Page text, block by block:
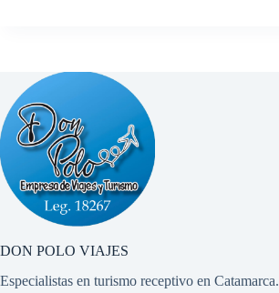
DON POLO VIAJES
Especialistas en turismo receptivo en Catamarca.